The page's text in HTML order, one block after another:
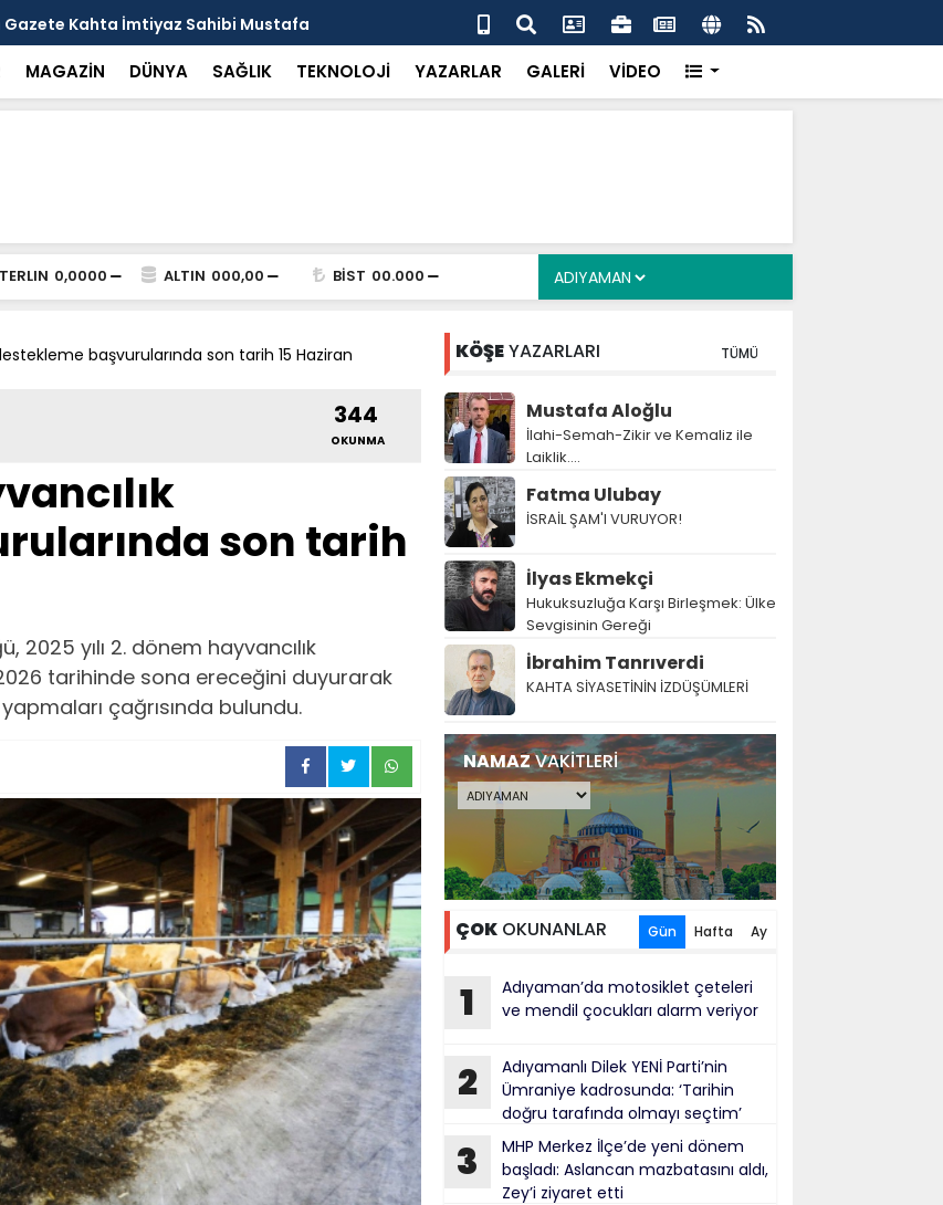
Korunmayı Alışkanlık Haline
Haliliye’de her gün 4 bin 898 vatandaşa sıcak yemek
MAGAZİN DÜNYA SAĞLIK TEKNOLOJİ YAZARLAR GALERİ VİDEO
0,0000 ALTIN 000,00 BİST 00.000
başvurularında son tarih 15 Haziran
344
OKUNMA
son tarih
2025 yılı 2. dönem hayvancılık
tarihinde sona ereceğini duyurarak
çağrısında bulundu.
KÖŞEYAZARLARI TÜMÜ
Mustafa Aloğlu
İlahi-Semah-Zikir ve Kemaliz ile
Laiklik….
Fatma Ulubay
İSRAİL ŞAM'I VURUYOR!
İlyas Ekmekçi
Hukuksuzluğa Karşı Birleşmek: Ülke
Sevgisinin Gereği
İbrahim Tanrıverdi
KAHTA SİYASETİNİN İZDÜŞÜMLERİ
NAMAZVAKİTLERİ
ÇOKOKUNANLAR Gün Hafta Ay
1
Adıyaman’da motosiklet çeteleri
ve mendil çocukları alarm veriyor
2
Adıyamanlı Dilek YENİ Parti’nin
Ümraniye kadrosunda: ‘Tarihin
doğru tarafında olmayı seçtim’
3
MHP Merkez İlçe’de yeni dönem
başladı: Aslancan mazbatasını aldı,
Zey’i ziyaret etti